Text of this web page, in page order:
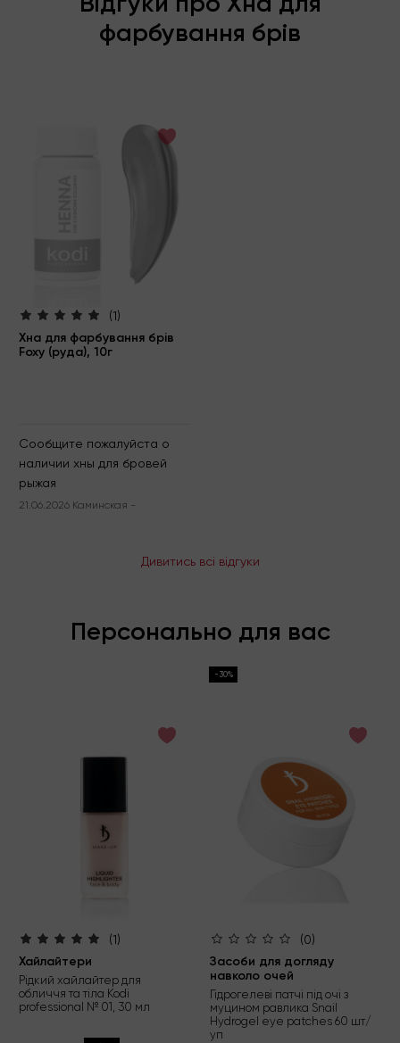
фарбування брів
(1)
Хна для фарбування брів
Foxy (руда), 10г
Сообщите пожалуйста о
наличии хны для бровей
рыжая
21.06.2026 Каминская -
Дивитись всі відгуки
Персонально для вас
(1)
Хайлайтери
Рідкий хайлайтер для
обличчя та тіла Kodi
professional № 01, 30 мл
-30%
(0)
Засоби для догляду
навколо очей
Гідрогелеві патчі під очі з
муцином равлика Snail
Hydrogel eye patches 60 шт/
уп